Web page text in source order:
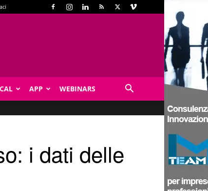
APP WEBINARS
i dati delle